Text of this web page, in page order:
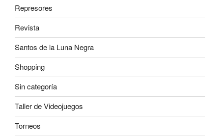
Represores
Revista
Santos de la Luna Negra
Shopping
Sin categoría
Taller de Videojuegos
Torneos